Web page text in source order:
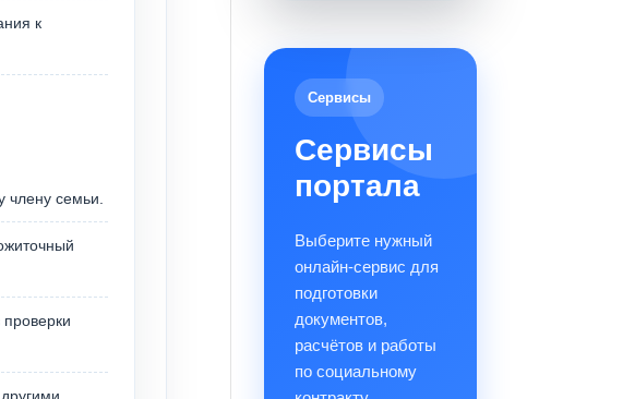
к
члену семьи.
проверки
Сервисы
Сервисы
портала
Выберите нужный
онлайн-сервис для
подготовки
документов,
расчётов и работы
по социальному